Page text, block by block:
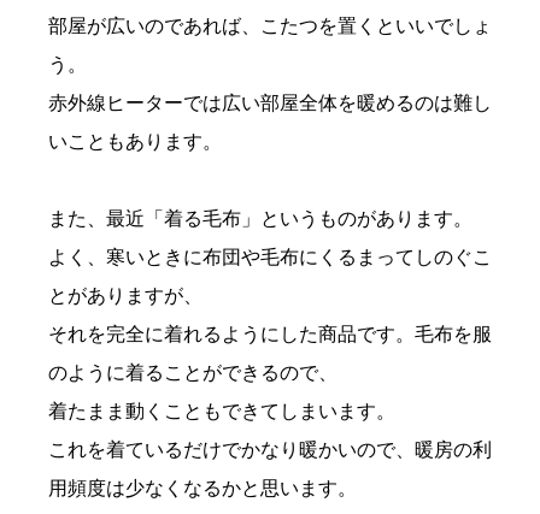
部屋が広いのであれば、こたつを置くといいでしょ
う。
赤外線ヒーターでは広い部屋全体を暖めるのは難し
いこともあります。
また、最近「着る毛布」というものがあります。
よく、寒いときに布団や毛布にくるまってしのぐこ
とがありますが、
それを完全に着れるようにした商品です。毛布を服
のように着ることができるので、
着たまま動くこともできてしまいます。
これを着ているだけでかなり暖かいので、暖房の利
用頻度は少なくなるかと思います。